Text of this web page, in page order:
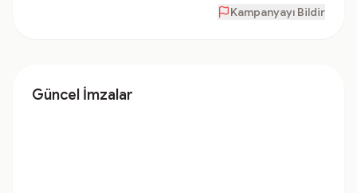
Kampanyayı Bildir
Güncel İmzalar